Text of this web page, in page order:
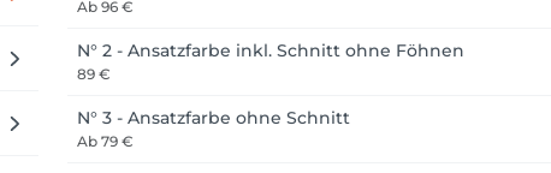
Ab 96 €
N° 2 - Ansatzfarbe inkl. Schnitt ohne Föhnen
89 €
N° 3 - Ansatzfarbe ohne Schnitt
Ab 79 €